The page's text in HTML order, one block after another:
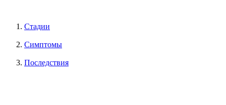
Стадии
Симптомы
Последствия